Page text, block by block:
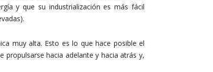
y que su industrialización es más fácil
muy alta. Esto es lo que hace posible el
propulsarse hacia adelante y hacia atrás y,